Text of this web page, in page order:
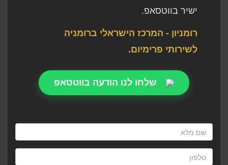
ישיר בווטסאפ.
רומניון - המרכז הישראלי ברומניה
לשירותי פרימיום.
שלחו לנו הודעה בווטסאפ